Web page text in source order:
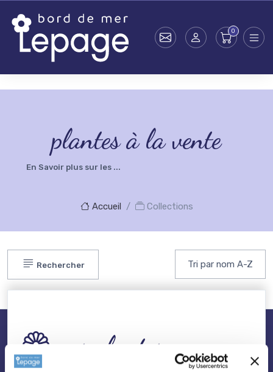
plantes à la vente
En Savoir plus sur les ...
Accueil Collections
Rechercher
nos plantes